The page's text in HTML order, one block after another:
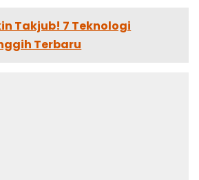
Takjub! 7 Teknologi
Terbaru